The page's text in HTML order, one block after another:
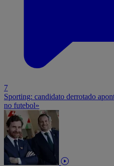
7
Sporting: candidato derrotado
no futebol»